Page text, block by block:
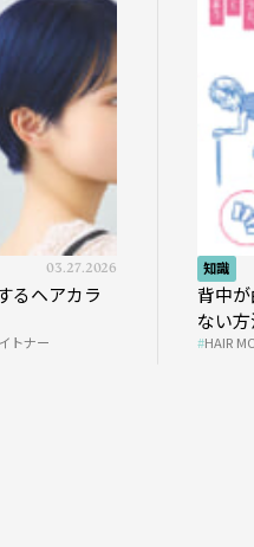
03.27.2026
るヘアカラ
トナー
知識
背中
ない
HAIR